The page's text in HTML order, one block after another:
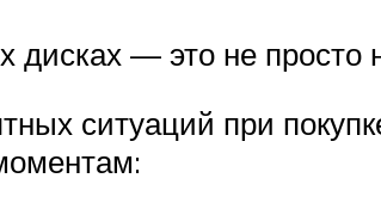
дисках — это не
ситуаций при